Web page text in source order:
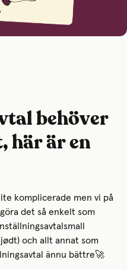
behöver
här är en
komplicerade men vi på
det så enkelt som
och allt annat som
ännu bättre🚀